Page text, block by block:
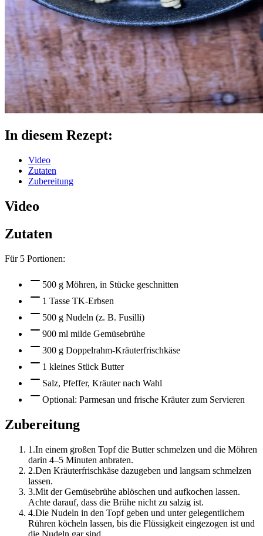
In diesem Rezept:
Video
Zutaten
Zubereitung
Video
Zutaten
Für 5 Portionen:
500 g Möhren, in Stücke geschnitten
1 Tasse TK-Erbsen
500 g Nudeln (z. B. Fusilli)
900 ml milde Gemüsebrühe
300 g Doppelrahm-Kräuterfrischkäse
1 kleines Stück Butter
Salz, Pfeffer, Kräuter nach Wahl
Optional: Parmesan und frische Kräuter zum Servieren
Zubereitung
1 .In einem großen Topf die Butter schmelzen und die Möhren
darin 4–5 Minuten anbraten.
2.Den Kräuterfrischkäse dazugeben und langsam schmelzen
lassen.
3.Mit der Gemüsebrühe ablöschen und aufkochen lassen.
Achte darauf, dass die Brühe nicht zu salzig ist.
4.Die Nudeln in den Topf geben und unter gelegentlichem
Rühren köcheln lassen, bis die Flüssigkeit eingezogen ist und
die Nudeln gar sind.